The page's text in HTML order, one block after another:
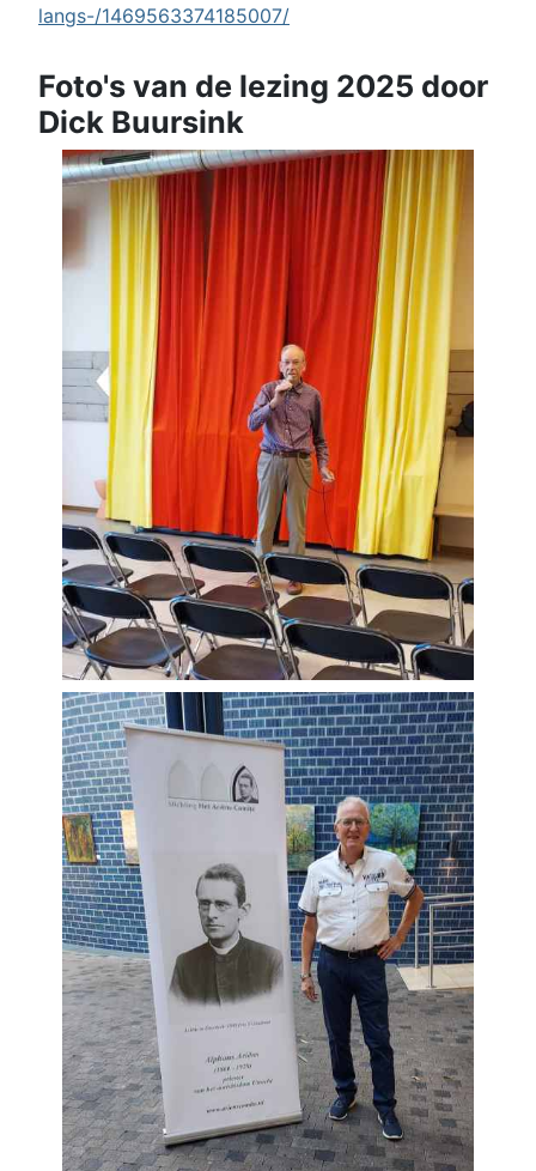
langs-/1469563374185007/
Foto's van de lezing 2025 door
Dick Buursink